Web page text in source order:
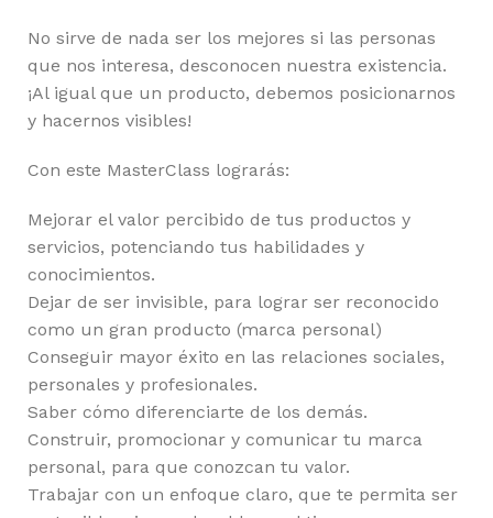
No sirve de nada ser los mejores si las personas
que nos interesa, desconocen nuestra existencia.
¡Al igual que un producto, debemos posicionarnos
y hacernos visibles!
Con este MasterClass lograrás:
Mejorar el valor percibido de tus productos y
servicios, potenciando tus habilidades y
conocimientos.
Dejar de ser invisible, para lograr ser reconocido
como un gran producto (marca personal)
Conseguir mayor éxito en las relaciones sociales,
personales y profesionales.
Saber cómo diferenciarte de los demás.
Construir, promocionar y comunicar tu marca
personal, para que conozcan tu valor.
Trabajar con un enfoque claro, que te permita ser